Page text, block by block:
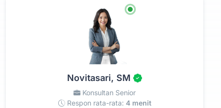
Novitasari, SM
Konsultan Senior
Respon rata-rata: 4 menit